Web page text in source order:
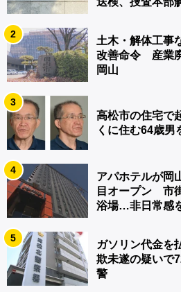
2
土木・解体工事
改善命令 産業
岡山
3
高松市の住宅で
くに住む64歳男
4
アパホテルが岡
目オープン 市
浴場…非日常感
5
ガソリン代金
欺未遂の疑い
警